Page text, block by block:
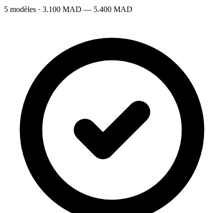
5 modèles · 3.100 MAD — 5.400 MAD